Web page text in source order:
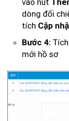
dòng đối
tích Cập
Bước 4:
mới hồ sơ